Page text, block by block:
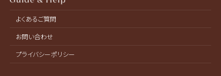
よくあるご質問
お問い合わせ
プライバシーポリシー